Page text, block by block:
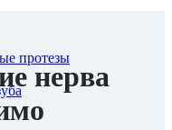
протезы
нерва